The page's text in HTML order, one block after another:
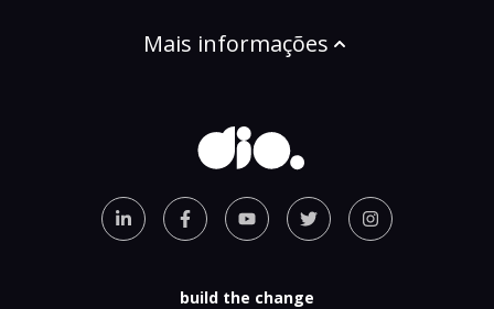
Mais informações
build the change